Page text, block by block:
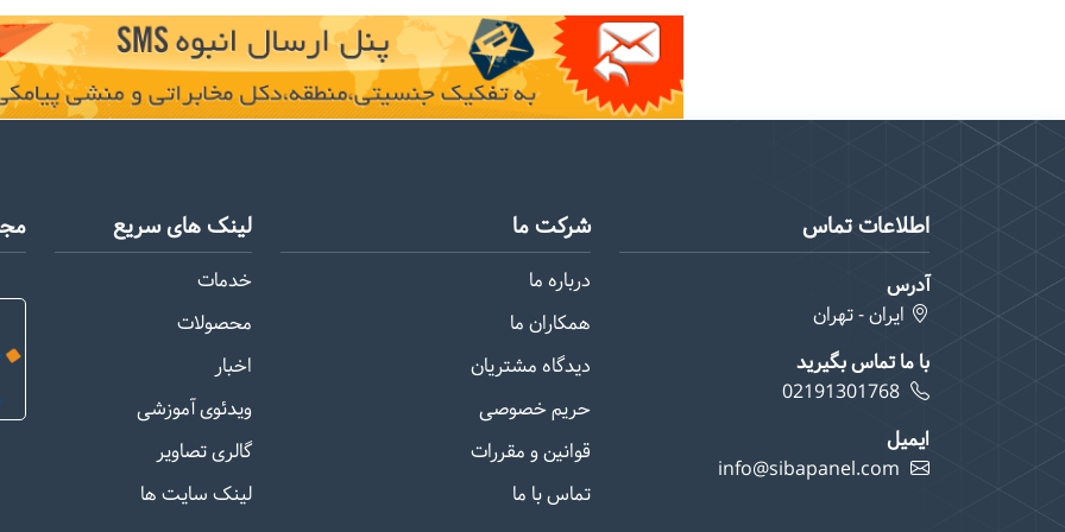
اطلاعات تماس
آدرس
ایران - تهران
با ما تماس بگیرید
02191301768
ایمیل
info@sibapanel.com
شرکت ما
درباره ما
همکاران ما
دیدگاه مشتریان
حریم خصوصی
قوانین و مقررات
تماس با ما
لینک های سریع
خدمات
محصولات
اخبار
ویدئوی آموزشی
گالری تصاویر
لینک سایت ها